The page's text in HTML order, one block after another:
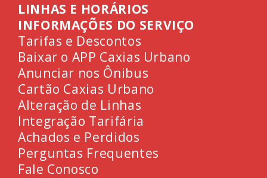
LINHAS E HORÁRIOS
INFORMAÇÕES DO SERVIÇO
Tarifas e Descontos
Baixar o APP Caxias Urbano
Anunciar nos Ônibus
Cartão Caxias Urbano
Alteração de Linhas
Integração Tarifária
Achados e Perdidos
Perguntas Frequentes
Fale Conosco